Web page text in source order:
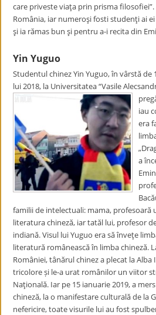
care priveste viaţa prin prisma filosofiei”.
România, iar numeroşi fosti studenţi ai
şi ia rămas bun şi pentru a-i recita din
Yin Yuguo
Studentul chinez Yin Yuguo, în vârstă
lui 2018, la Universitatea “Vasile
iau
era
a
familii de intelectuali: mama, profesoară
literatura chineză, iar tatăl lui, profesor
indiană. Visul lui Yuguo era să înveţe
literatură românească în limba chineză.
României, tânărul chinez a plecat la
tricolore și le-a urat românilor un viitor
Naţională. Iar pe 15 ianuarie 2019, a
chineză, la o manifestare culturală de la
nefericire, toate visurile lui au fost